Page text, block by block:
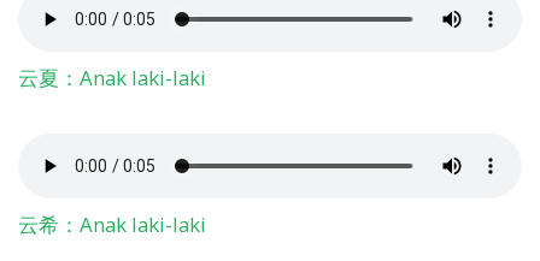
云夏：Anak laki-laki
云希：Anak laki-laki